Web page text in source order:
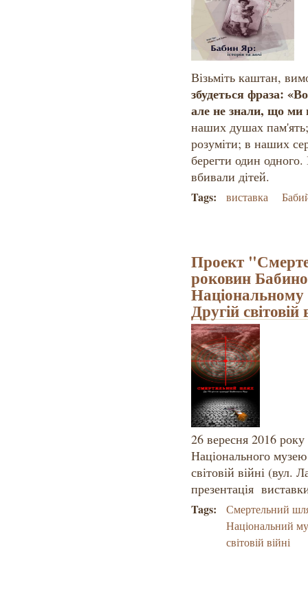
Візьміть каштан,
збудеться фраза:
але не знали, що ми
наших душах
розуміти; в наших
берегти один
вбивали дітей.
Tags: виставка
Проект
роковин
Національному
Другій світовій
26 вересня 2016
Національного музею
світовій війні (вул.
презентація
Tags:
Смертельний
Національний
світовій війні